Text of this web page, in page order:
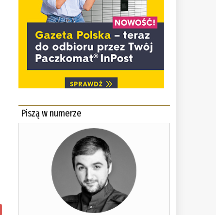
Piszą w numerze